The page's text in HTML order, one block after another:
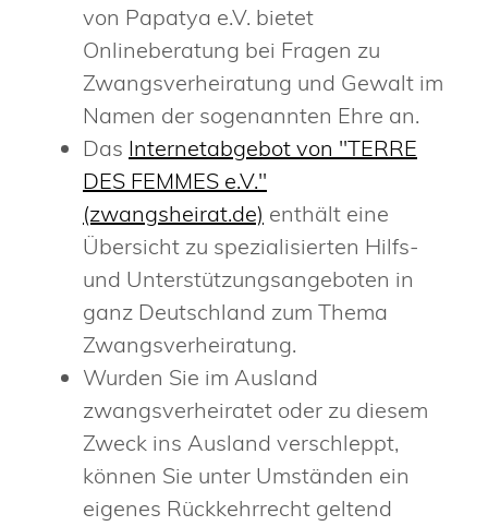
von Papatya e.V. bietet
Onlineberatung bei Fragen zu
Zwangsverheiratung und Gewalt im
Namen der sogenannten Ehre an.
Das Internetabgebot von "TERRE
DES FEMMES e.V."
(zwangsheirat.de) enthält eine
Übersicht zu spezialisierten Hilfs-
und Unterstützungsangeboten in
ganz Deutschland zum Thema
Zwangsverheiratung.
Wurden Sie im Ausland
zwangsverheiratet oder zu diesem
Zweck ins Ausland verschleppt,
können Sie unter Umständen ein
eigenes Rückkehrrecht geltend